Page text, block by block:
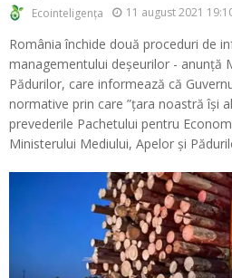
Ecointeligența 11 august 2021
România închide două proceduri de
managementului deșeurilor - anunță
Pădurilor, care informează că
normative prin care ”țara noastră își
prevederile Pachetului pentru
Ministerului Mediului, Apelor și